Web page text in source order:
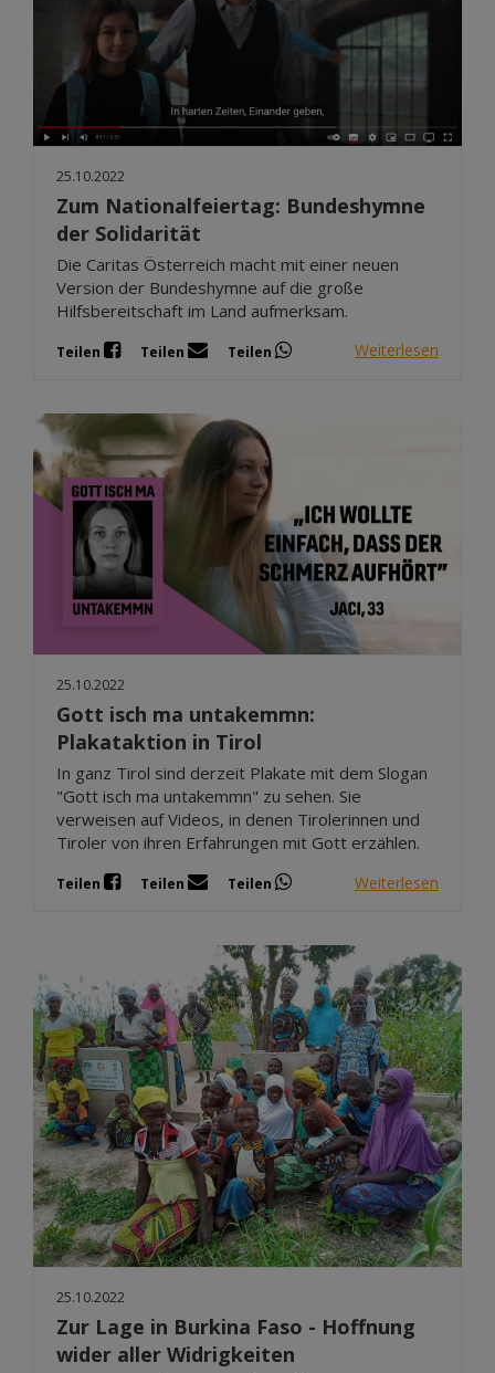
25.10.2022
Zum Nationalfeiertag: Bundeshymne
der Solidarität
Die Caritas Österreich macht mit einer neuen
Version der Bundeshymne auf die große
Hilfsbereitschaft im Land aufmerksam.
Teilen Teilen Teilen Weiterlesen
25.10.2022
Gott isch ma untakemmn:
Plakataktion in Tirol
In ganz Tirol sind derzeit Plakate mit dem Slogan
"Gott isch ma untakemmn" zu sehen. Sie
verweisen auf Videos, in denen Tirolerinnen und
Tiroler von ihren Erfahrungen mit Gott erzählen.
Teilen Teilen Teilen Weiterlesen
25.10.2022
Zur Lage in Burkina Faso - Hoffnung
wider aller Widrigkeiten